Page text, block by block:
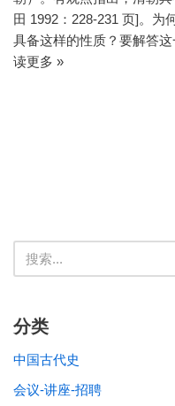
田 1992：228-231 页]。为
具备这样的性质？要解答
读更多 »
分类
中国古代史
会议-讲座-招聘